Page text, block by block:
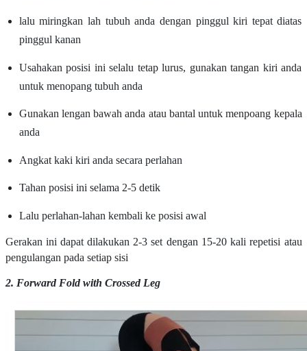
lalu miringkan lah tubuh anda dengan pinggul kiri tepat diatas
pinggul kanan
Usahakan posisi ini selalu tetap lurus, gunakan tangan kiri anda
untuk menopang tubuh anda
Gunakan lengan bawah anda atau bantal untuk menpoang kepala
anda
Angkat kaki kiri anda secara perlahan
Tahan posisi ini selama 2-5 detik
Lalu perlahan-lahan kembali ke posisi awal
Gerakan ini dapat dilakukan 2-3 set dengan 15-20 kali repetisi atau
pengulangan pada setiap sisi
2. Forward Fold with Crossed Leg